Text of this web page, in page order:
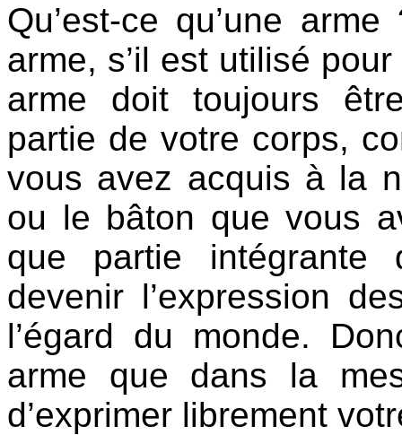
Qu’est-ce qu’une
arme, s’il est utilisé
arme doit toujours
partie de votre corps,
vous avez acquis à la
ou le bâton que vous
que partie intégrante
devenir l’expression
l’égard du monde.
arme que dans la
d’exprimer librement